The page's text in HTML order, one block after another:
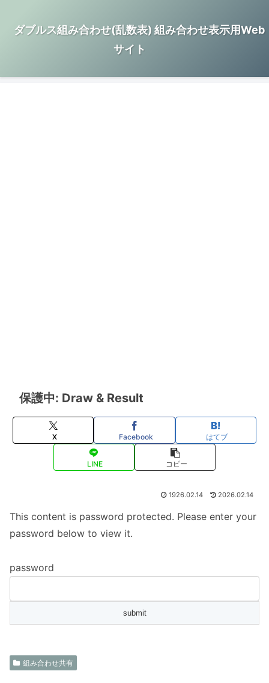
ダブルス組み合わせ(乱数表) 組み合わせ表示用Web
サイト
保護中: Draw & Result
X Facebook はてブ
LINE コピー
1926.02.14 2026.02.14
This content is password protected. Please enter your
password below to view it.
password
組み合わせ共有